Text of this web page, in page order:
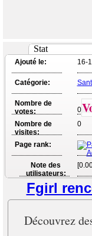
Stat
Ajouté le: 16-
Catégorie:
Nombre de
votes:
0
Nombre de
visites:
0
Page rank:
Note des
utilisateurs:
Fgirl
Découvrez